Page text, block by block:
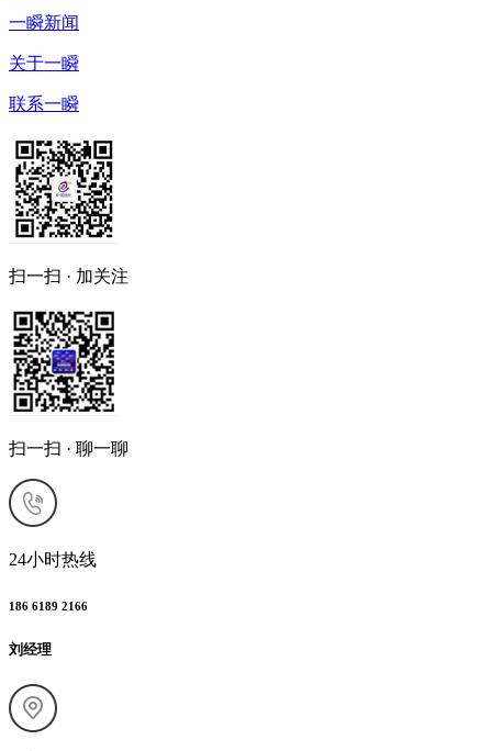
一瞬新闻
关于一瞬
联系一瞬
扫一扫 · 加关注
扫一扫 · 聊一聊
24小时热线
186 6189 2166
刘经理